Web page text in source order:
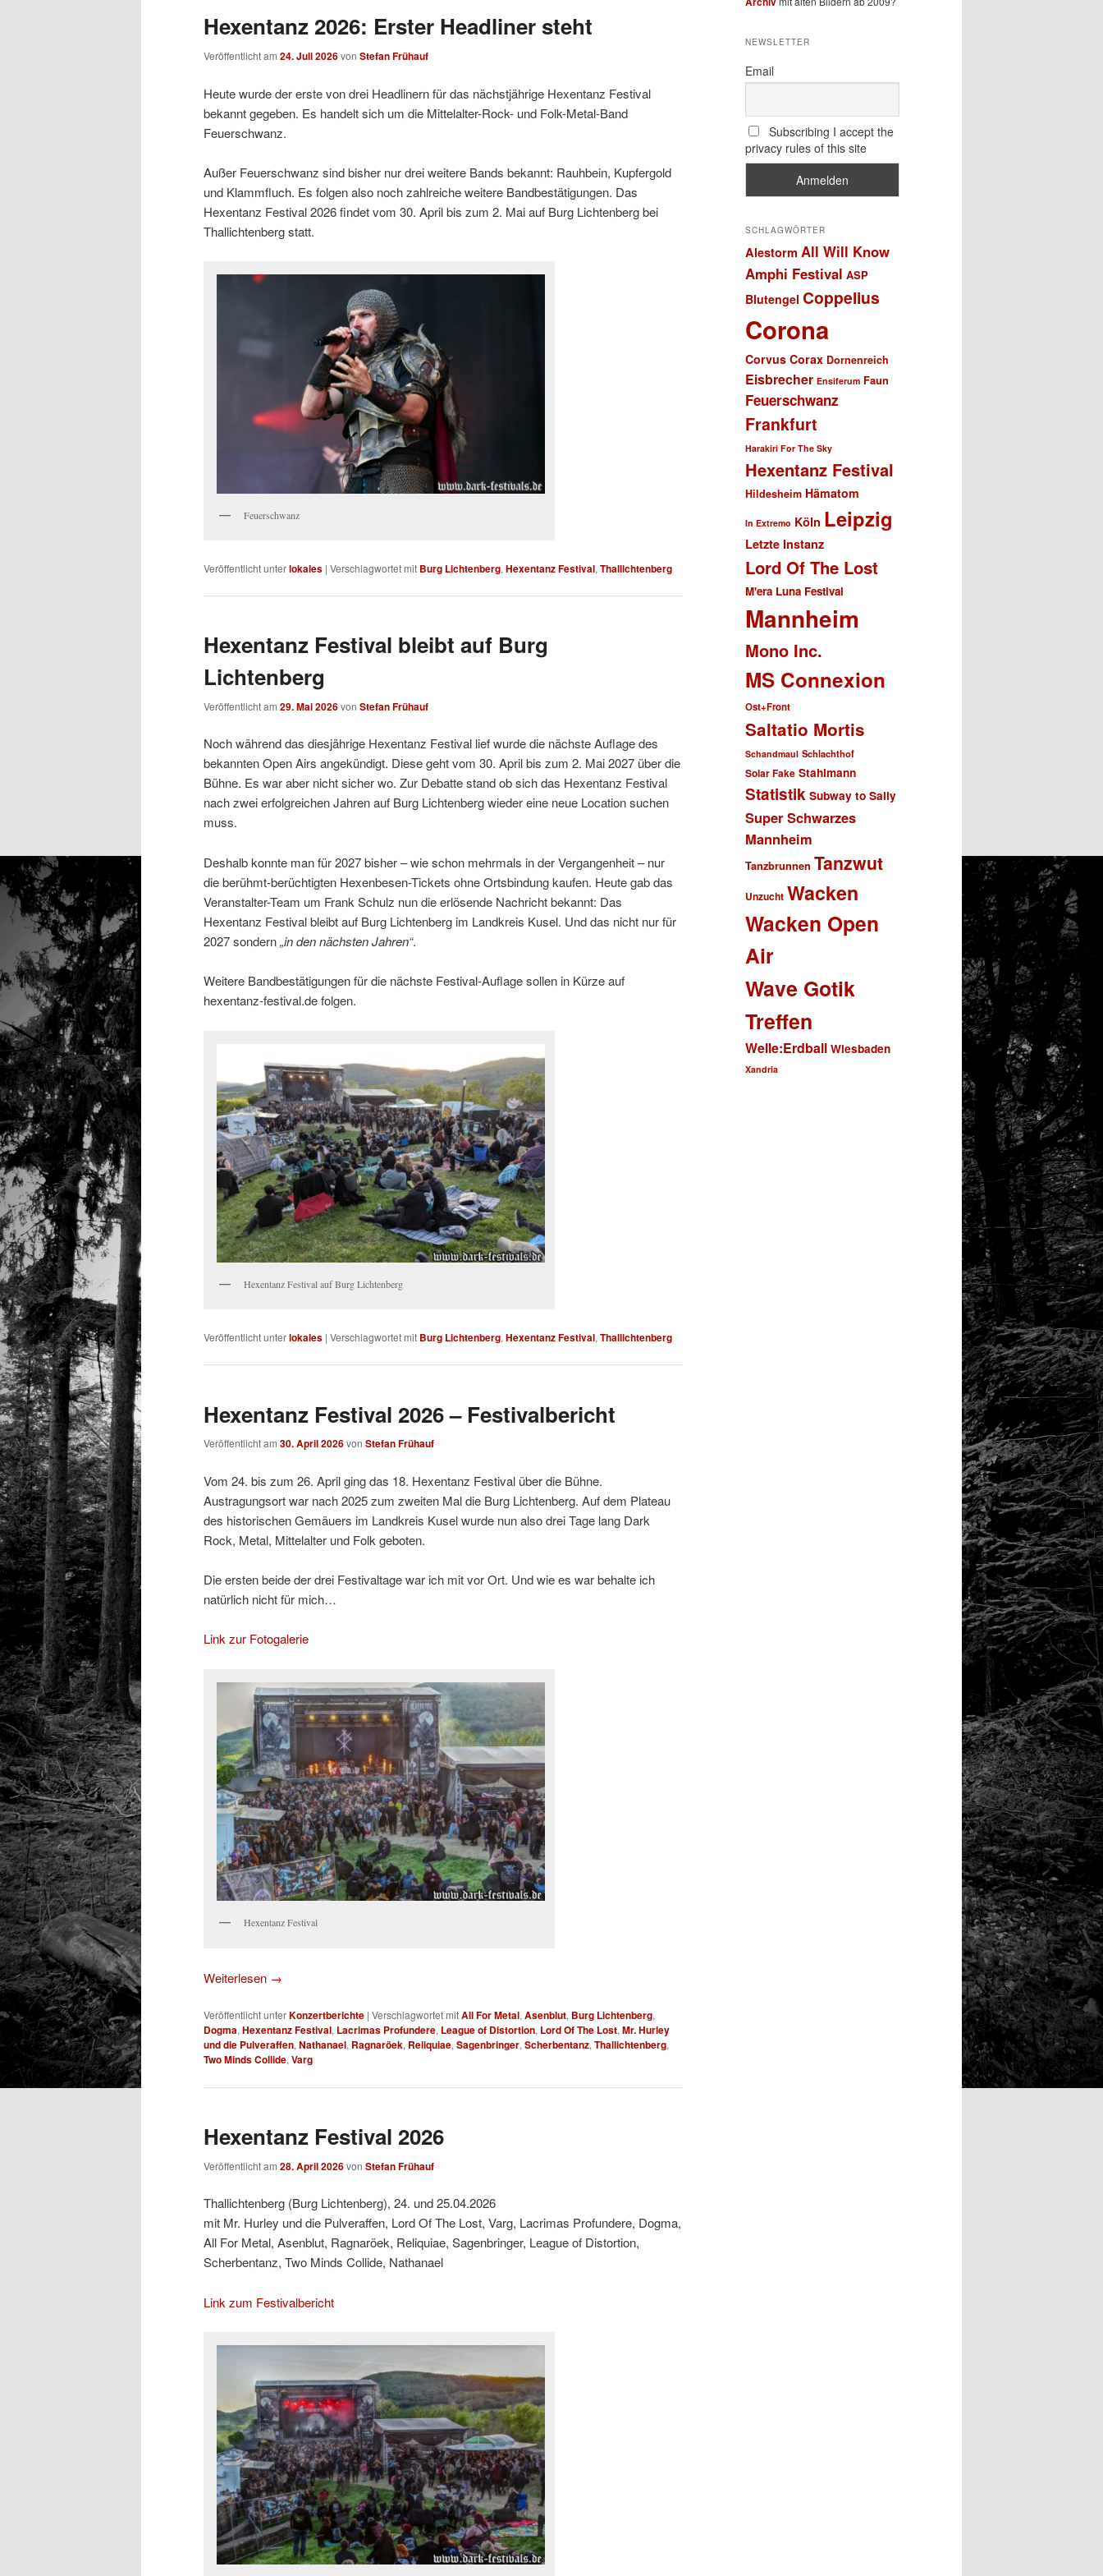
Hexentanz 2026: Erster Headliner steht
Veröffentlicht am 24. Juli 2026von Stefan Frühauf
Heute wurde der erste von drei Headlinern für das nächstjährige Hexentanz Festival
bekannt gegeben. Es handelt sich um die Mittelalter-Rock- und Folk-Metal-Band
Feuerschwanz.
Außer Feuerschwanz sind bisher nur drei weitere Bands bekannt: Rauhbein, Kupfergold
und Klammfluch. Es folgen also noch zahlreiche weitere Bandbestätigungen. Das
Hexentanz Festival 2026 findet vom 30. April bis zum 2. Mai auf Burg Lichtenberg bei
Thallichtenberg statt.
Feuerschwanz
Veröffentlicht unterlokales | Verschlagwortet mit Burg Lichtenberg, Hexentanz Festival, Thallichtenberg
Hexentanz Festival bleibt auf Burg
Lichtenberg
Veröffentlicht am 29. Mai 2026von Stefan Frühauf
Noch während das diesjährige Hexentanz Festival lief wurde die nächste Auflage des
bekannten Open Airs angekündigt. Diese geht vom 30. April bis zum 2. Mai 2027 über die
Bühne. Es war aber nicht sicher wo. Zur Debatte stand ob sich das Hexentanz Festival
nach zwei erfolgreichen Jahren auf Burg Lichtenberg wieder eine neue Location suchen
muss.
Deshalb konnte man für 2027 bisher – wie schon mehrmals in der Vergangenheit – nur
die berühmt-berüchtigten Hexenbesen-Tickets ohne Ortsbindung kaufen. Heute gab das
Veranstalter-Team um Frank Schulz nun die erlösende Nachricht bekannt: Das
Hexentanz Festival bleibt auf Burg Lichtenberg im Landkreis Kusel. Und das nicht nur für
2027 sondern„in den nächsten Jahren“.
Weitere Bandbestätigungen für die nächste Festival-Auflage sollen in Kürze auf
hexentanz-festival.de folgen.
Hexentanz Festival auf Burg Lichtenberg
Veröffentlicht unterlokales | Verschlagwortet mit Burg Lichtenberg, Hexentanz Festival, Thallichtenberg
Hexentanz Festival 2026 – Festivalbericht
Veröffentlicht am 30. April 2026von Stefan Frühauf
Vom 24. bis zum 26. April ging das 18. Hexentanz Festival über die Bühne.
Austragungsort war nach 2025 zum zweiten Mal die Burg Lichtenberg. Auf dem Plateau
des historischen Gemäuers im Landkreis Kusel wurde nun also drei Tage lang Dark
Rock, Metal, Mittelalter und Folk geboten.
Die ersten beide der drei Festivaltage war ich mit vor Ort. Und wie es war behalte ich
natürlich nicht für mich…
Link zur Fotogalerie
Hexentanz Festival
Weiterlesen →
Veröffentlicht unterKonzertberichte | Verschlagwortet mitAll For Metal,Asenblut, Burg Lichtenberg,
Dogma,Hexentanz Festival, Lacrimas Profundere, League of Distortion, Lord Of The Lost,Mr. Hurley
und die Pulveraffen,Nathanael, Ragnaröek, Reliquiae,Sagenbringer,Scherbentanz,Thallichtenberg,
Two Minds Collide,Varg
Hexentanz Festival 2026
Veröffentlicht am 28. April 2026von Stefan Frühauf
Thallichtenberg (Burg Lichtenberg), 24. und 25.04.2026
mit Mr. Hurley und die Pulveraffen, Lord Of The Lost, Varg, Lacrimas Profundere, Dogma,
All For Metal, Asenblut, Ragnaröek, Reliquiae, Sagenbringer, League of Distortion,
Scherbentanz, Two Minds Collide, Nathanael
Link zum Festivalbericht
NEWSLETTER
Email
Subscribing I accept the
privacy rules of this site
SCHLAGWÖRTER
Alestorm All Will Know
Amphi Festival ASP
Blutengel Coppelius
Corona
Corvus Corax Dornenreich
Eisbrecher Ensiferum Faun
Feuerschwanz
Frankfurt
Harakiri For The Sky
Hexentanz Festival
Hildesheim Hämatom
In Extremo Köln Leipzig
Letzte Instanz
Lord Of The Lost
M'era Luna Festival
Mannheim
Mono Inc.
MS Connexion
Ost+Front
Saltatio Mortis
Schandmaul Schlachthof
Solar Fake Stahlmann
Statistik Subway to Sally
Super Schwarzes
Mannheim
Tanzbrunnen Tanzwut
Unzucht Wacken
Wacken Open
Air
Wave Gotik
Treffen
Welle:Erdball Wiesbaden
Xandria